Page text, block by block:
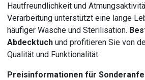
Hautfreundlichkeit und
Verarbeitung unterstützt eine lange
häufiger Wäsche und Sterilisation.
Abdecktuch und profitieren Sie von
Qualität und Funktionalität.
Preisinformationen für